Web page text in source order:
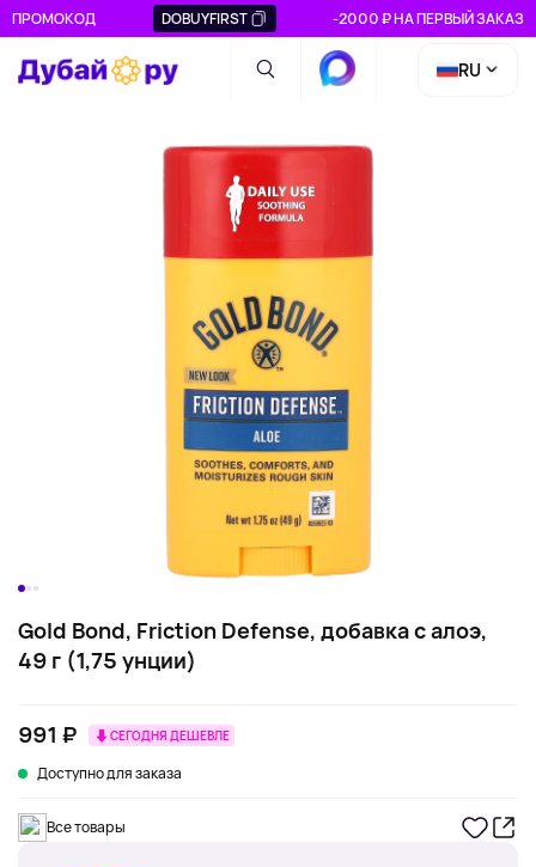
ПРОМОКОД DOBUYFIRST -2000 ₽ НА ПЕРВЫЙ ЗАКАЗ
RU
Gold Bond, Friction Defense, добавка с алоэ,
49 г (1,75 унции)
991 ₽ СЕГОДНЯ ДЕШЕВЛЕ
Доступно для заказа
Все товары